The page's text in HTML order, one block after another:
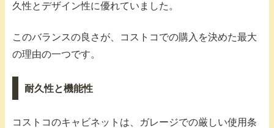
久性とデザイン性に優れていました。
このバランスの良さが、コストコでの購入を決めた最大
の理由の一つです。
耐久性と機能性
コストコのキャビネットは、ガレージでの厳しい使用条